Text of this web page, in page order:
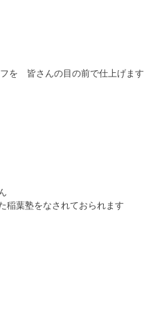
を　皆さんの目の前で仕上げます
稲葉塾をなされておられます